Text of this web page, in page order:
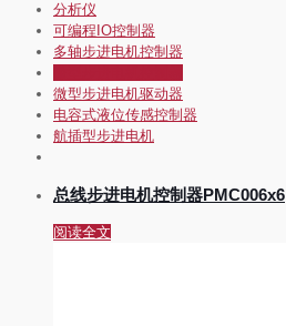
分析仪
可编程IO控制器
多轴步进电机控制器
微型步进电机驱动器
电容式液位传感控制器
航插型步进电机
总线步进电机控制器PMC006x6
阅读全文